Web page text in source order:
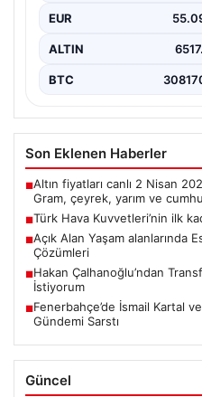
EUR
ALTIN
BTC
Son Eklenen Haberler
■Altın fiyatları canlı 2 Nisan
Gram, çeyrek, yarım ve
■Türk Hava Kuvvetleri’nin ilk
■Açık Alan Yaşam alanlarında
Çözümleri
■Hakan Çalhanoğlu’ndan
İstiyorum
■Fenerbahçe’de İsmail Kartal
Gündemi Sarstı
Güncel